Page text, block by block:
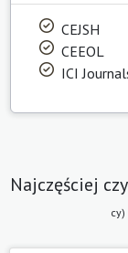
CEJSH
CEEOL
ICI
Najczęściej
cy)